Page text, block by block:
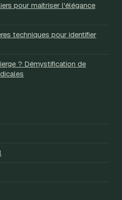
pour maîtriser l'élégance
techniques pour identifier
? Démystification de